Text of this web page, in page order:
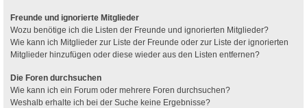
Freunde und ignorierte Mitglieder
Wozu benötige ich die Listen der Freunde und ignorierten Mitglieder?
Wie kann ich Mitglieder zur Liste der Freunde oder zur Liste der ignorierten
Mitglieder hinzufügen oder diese wieder aus den Listen entfernen?
Die Foren durchsuchen
Wie kann ich ein Forum oder mehrere Foren durchsuchen?
Weshalb erhalte ich bei der Suche keine Ergebnisse?